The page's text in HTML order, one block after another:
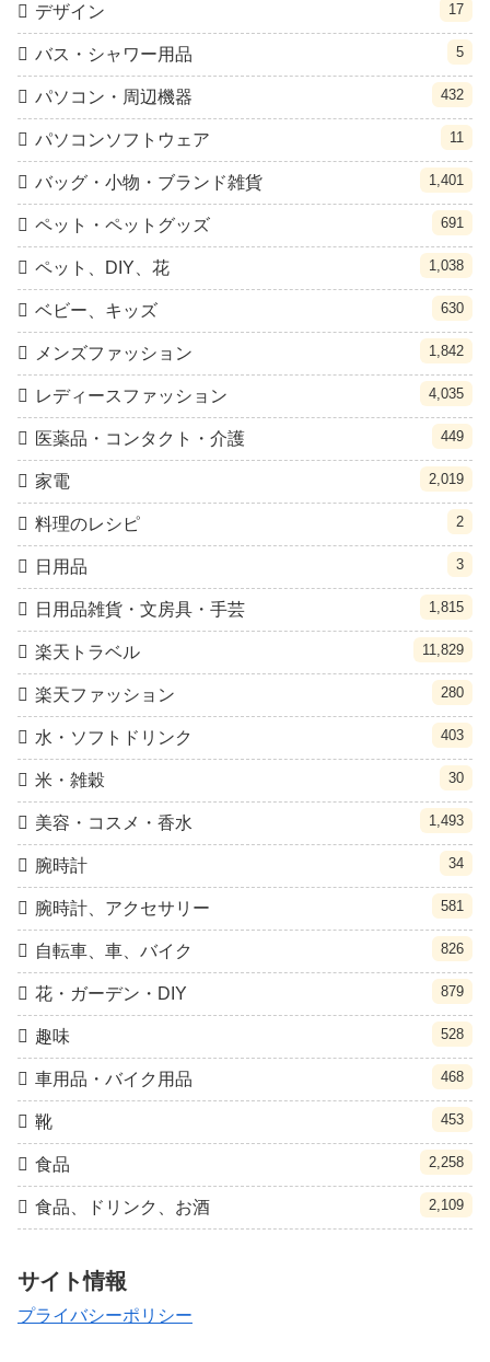
デザイン 17
バス・シャワー用品 5
パソコン・周辺機器 432
パソコンソフトウェア 11
バッグ・小物・ブランド雑貨 1,401
ペット・ペットグッズ 691
ペット、DIY、花 1,038
ベビー、キッズ 630
メンズファッション 1,842
レディースファッション 4,035
医薬品・コンタクト・介護 449
家電 2,019
料理のレシピ 2
日用品 3
日用品雑貨・文房具・手芸 1,815
楽天トラベル 11,829
楽天ファッション 280
水・ソフトドリンク 403
米・雑穀 30
美容・コスメ・香水 1,493
腕時計 34
腕時計、アクセサリー 581
自転車、車、バイク 826
花・ガーデン・DIY 879
趣味 528
車用品・バイク用品 468
靴 453
食品 2,258
食品、ドリンク、お酒 2,109
サイト情報
プライバシーポリシー